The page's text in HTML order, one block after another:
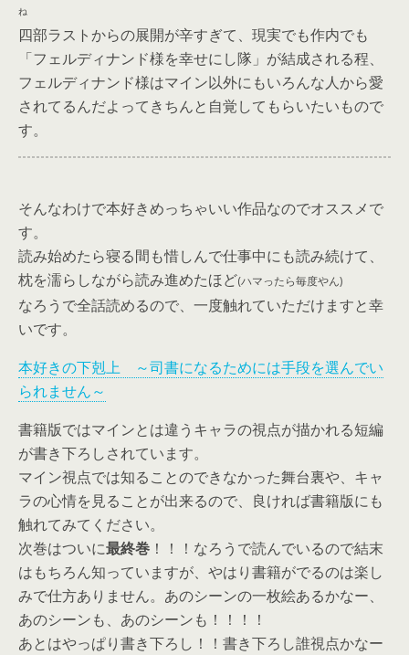
ね
四部ラストからの展開が辛すぎて、現実でも作内でも
「フェルディナンド様を幸せにし隊」が結成される程、
フェルディナンド様はマイン以外にもいろんな人から愛
されてるんだよってきちんと自覚してもらいたいもので
す。
そんなわけで本好きめっちゃいい作品なのでオススメで
す。
読み始めたら寝る間も惜しんで仕事中にも読み続けて、
枕を濡らしながら読み進めたほど(ハマったら毎度やん)
なろうで全話読めるので、一度触れていただけますと幸
いです。
本好きの下剋上 ～司書になるためには手段を選んでい
られません～
書籍版ではマインとは違うキャラの視点が描かれる短編
が書き下ろしされています。
マイン視点では知ることのできなかった舞台裏や、キャ
ラの心情を見ることが出来るので、良ければ書籍版にも
触れてみてください。
次巻はついに最終巻 ！！！なろうで読んでいるので結末
はもちろん知っていますが、やはり書籍がでるのは楽し
みで仕方ありません。あのシーンの一枚絵あるかなー、
あのシーンも、あのシーンも！！！！
あとはやっぱり書き下ろし！！書き下ろし誰視点かなー